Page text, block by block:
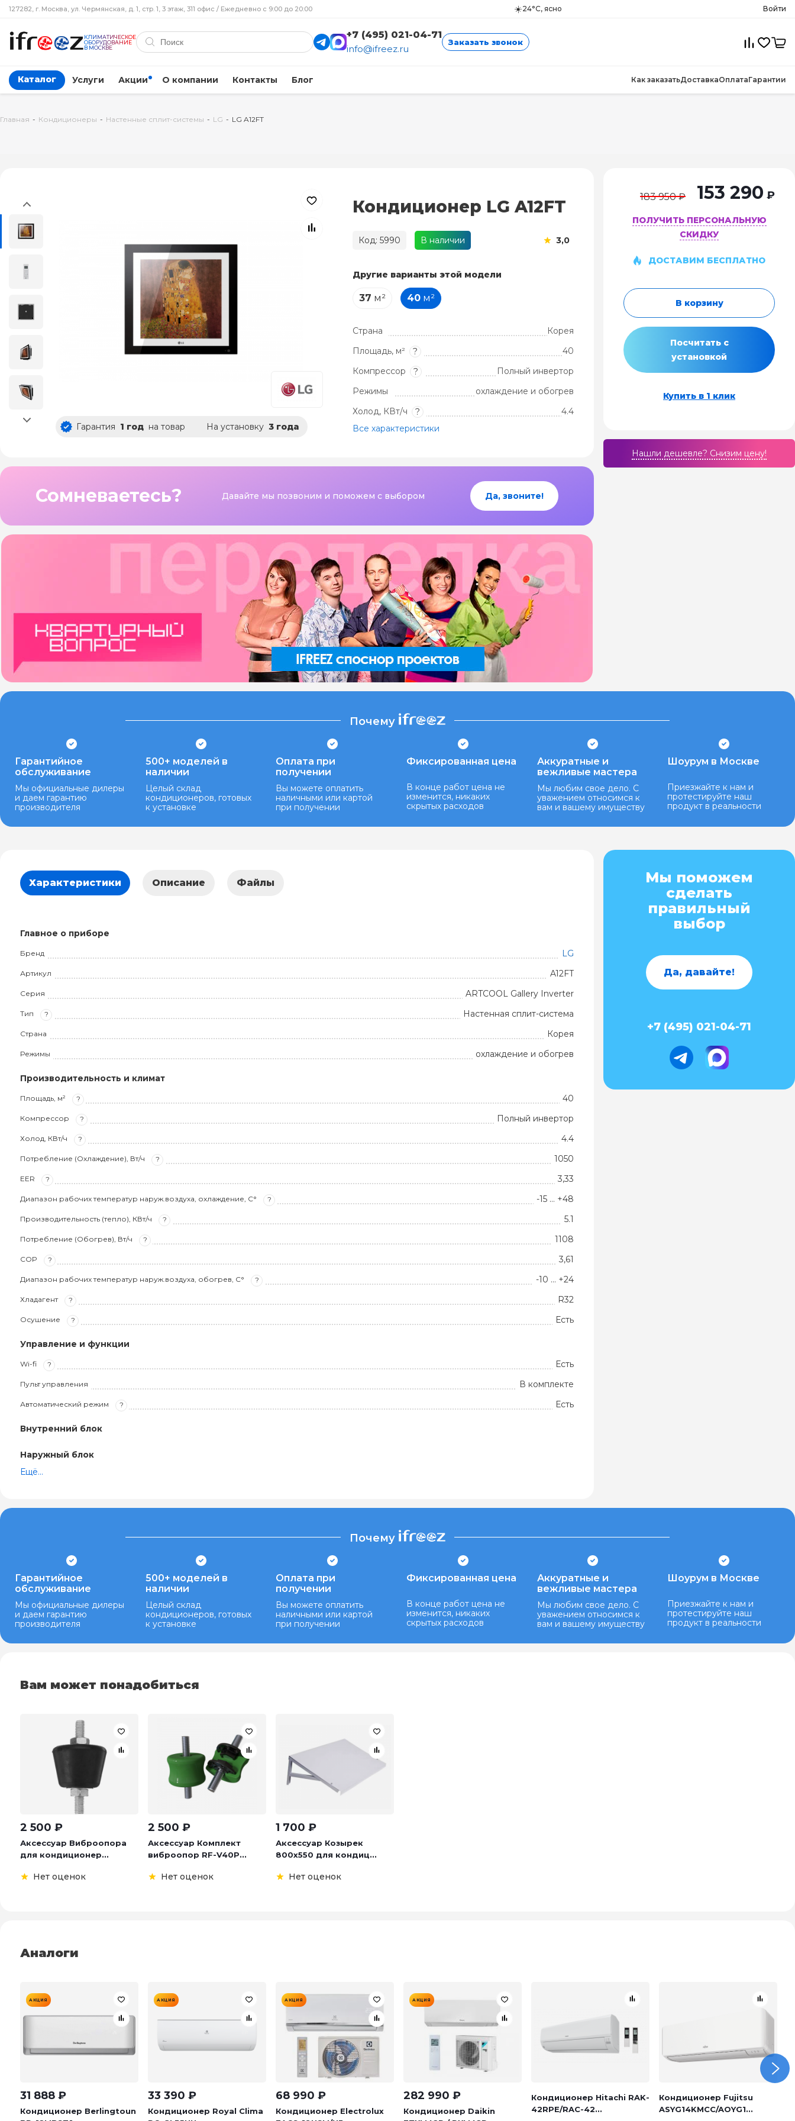
127282, г. Москва, ул. Чермянская, д. 1, стр. 1, 3 этаж, 311 офис / Ежедневно с 9:00 до 20:00 ☀️24°C, ясно Войти
КЛИМАТИЧЕСКОЕ
ОБОРУДОВАНИЕ
В МОСКВЕ
+7 (495) 021-04-71
info@ifreez.ru
Заказать звонок
Каталог Услуги Акции О компании Контакты Блог Как заказатьДоставкаОплатаГарантии
Главная - Кондиционеры - Настенные сплит-системы - LG - LG A12FT
Гарантия 1 год на товар На установку 3 года
Кондиционер LG A12FT
Код: 5990 В наличии 3,0
Другие варианты этой модели
37 м² 40м²
Страна
Корея
Площадь, м²
?
40
Компрессор
?
Полный инвертор
Режимы
охлаждение и обогрев
Холод, КВт/ч
?
4.4
Все характеристики
Сомневаетесь? Давайте мы позвоним и поможем с выбором Да, звоните!
183 950 ₽ 153 290 ₽
ПОЛУЧИТЬ ПЕРСОНАЛЬНУЮ
СКИДКУ
ДОСТАВИМ БЕСПЛАТНО
В корзину
Посчитать с
установкой
Купить в 1 клик
Нашли дешевле? Cнизим цену!
Почему
Гарантийное
обслуживание
Мы официальные дилеры
и даем гарантию
производителя
500+ моделей в
наличии
Целый склад
кондиционеров, готовых
к установке
Оплата при
получении
Вы можете оплатить
наличными или картой
при получении
Фиксированная цена
В конце работ цена не
изменится, никаких
скрытых расходов
Аккуратные и
вежливые мастера
Мы любим свое дело. С
уважением относимся к
вам и вашему имуществу
Шоурум в Москве
Приезжайте к нам и
протестируйте наш
продукт в реальности
Характеристики Описание Файлы
Главное о приборе
Бренд LG
Артикул A12FT
Серия ARTCOOL Gallery Inverter
Тип ? Настенная сплит-система
Страна Корея
Режимы охлаждение и обогрев
Производительность и климат
Площадь, м² ? 40
Компрессор ? Полный инвертор
Холод, КВт/ч ? 4.4
Потребление (Охлаждение), Вт/ч ? 1050
EER ? 3,33
Диапазон рабочих температур наруж.воздуха, охлаждение, С° ? -15 … +48
Производительность (тепло), КВт/ч ? 5.1
Потребление (Обогрев), Вт/ч ? 1108
COP ? 3,61
Диапазон рабочих температур наруж.воздуха, обогрев, С° ? -10 … +24
Хладагент ? R32
Осушение ? Есть
Управление и функции
Wi-fi ? Есть
Пульт управления В комплекте
Автоматический режим ? Есть
Внутренний блок
Наружный блок
Ещё...
Мы поможем
сделать
правильный
выбор
Да, давайте!
+7 (495) 021-04-71
Почему
Гарантийное
обслуживание
Мы официальные дилеры
и даем гарантию
производителя
500+ моделей в
наличии
Целый склад
кондиционеров, готовых
к установке
Оплата при
получении
Вы можете оплатить
наличными или картой
при получении
Фиксированная цена
В конце работ цена не
изменится, никаких
скрытых расходов
Аккуратные и
вежливые мастера
Мы любим свое дело. С
уважением относимся к
вам и вашему имуществу
Шоурум в Москве
Приезжайте к нам и
протестируйте наш
продукт в реальности
Вам может понадобиться
2 500 ₽
Аксессуар Виброопора
для кондиционер...
Нет оценок
2 500 ₽
Аксессуар Комплект
виброопор RF-V40P...
Нет оценок
1 700 ₽
Аксессуар Козырек
800х550 для кондиц...
Нет оценок
Аналоги
АКЦИЯ
31 888 ₽
Кондиционер Berlingtoun
АКЦИЯ
33 390 ₽
Кондиционер Royal Clima
АКЦИЯ
68 990 ₽
Кондиционер Electrolux
АКЦИЯ
282 990 ₽
Кондиционер Daikin
Кондиционер Hitachi RAK-
42RPE/RAC-42...
Кондиционер Fujitsu
ASYG14KMCC/AOYG1...